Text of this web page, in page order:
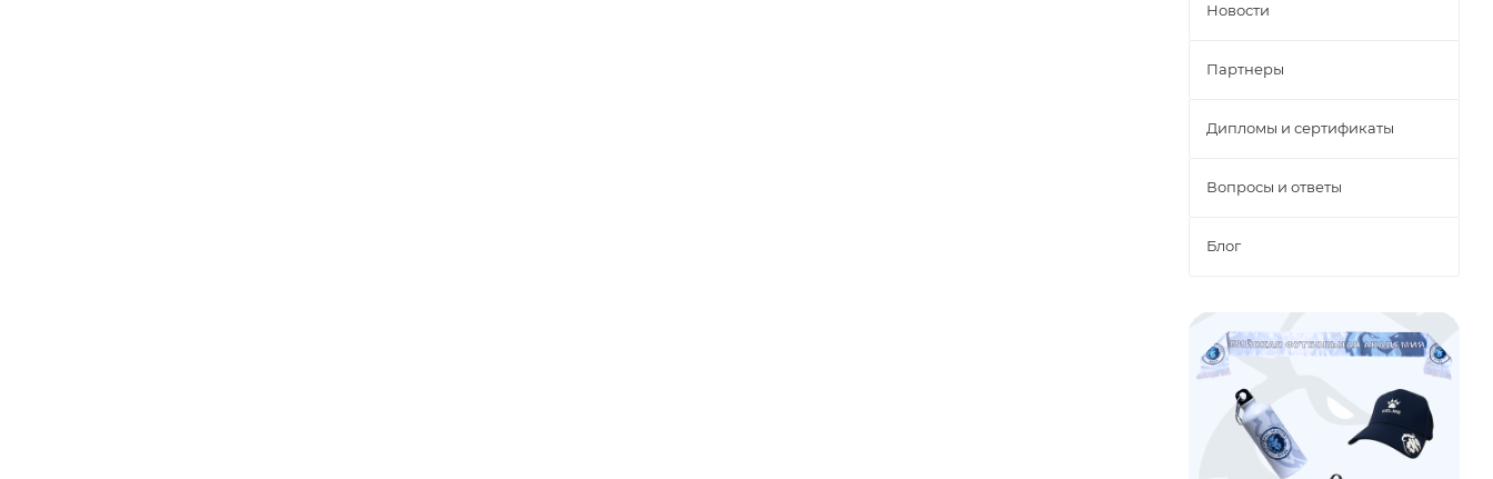
Новости
Партнеры
Дипломы и сертификаты
Вопросы и ответы
Блог